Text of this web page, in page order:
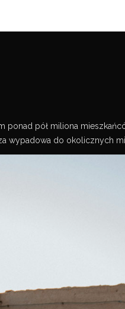
ponad pół miliona
wypadowa do okolicznych